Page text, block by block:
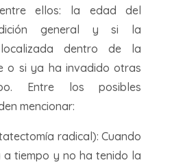
ellos: la edad del
general y si la
dentro de la
o si ya ha invadido otras
Entre los posibles
mencionar:
radical): Cuando
a tiempo y no ha tenido la